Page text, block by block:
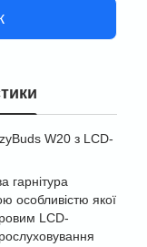
W20 з LCD-
гарнітура
особливістю якої
LCD-